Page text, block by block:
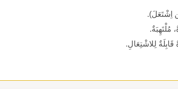
اِشْتَعَلَ).
مُلْتَهِبَةٌ.
لِلاشْتِعَالِ.